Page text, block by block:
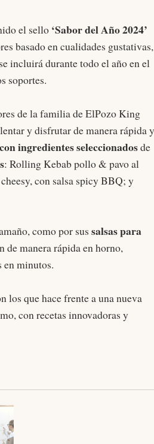
el sello ‘Sabor del Año 2024’
basado en cualidades gustativas,
incluirá durante todo el año en el
soportes.
de la familia de ElPozo King
y disfrutar de manera rápida y
ingredientes seleccionadosde
: Rolling Kebab pollo & pavo al
con salsa spicy BBQ; y
como por sus salsas para
de manera rápida en horno,
en minutos.
los que hace frente a una nueva
con recetas innovadoras y